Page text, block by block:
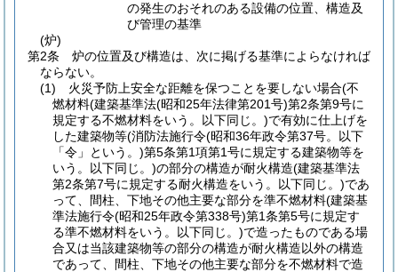
の発生のおそれのある設備の位置、構造及
び管理の基準
(炉)
第2条
炉の位置及び構造は、次に掲げる基準によらなければ
ならない。
(1)
火災予防上安全な距離を保つことを要しない場合(不
燃材料(建築基準法(昭和25年法律第201号)第2条第9号に
規定する不燃材料をいう。以下同じ。)で有効に仕上げを
した建築物等(消防法施行令(昭和36年政令第37号。以下
「令」という。)第5条第1項第1号に規定する建築物等を
いう。以下同じ。)の部分の構造が耐火構造(建築基準法
第2条第7号に規定する耐火構造をいう。以下同じ。)であ
って、間柱、下地その他主要な部分を準不燃材料(建築基
準法施行令(昭和25年政令第338号)第1条第5号に規定す
る準不燃材料をいう。以下同じ。)で造ったものである場
合又は当該建築物等の部分の構造が耐火構造以外の構造
であって、間柱、下地その他主要な部分を不燃材料で造